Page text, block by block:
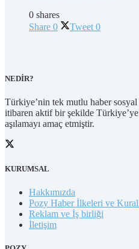
0 shares
Share 0 Tweet 0
NEDİR?
Türkiye’nin tek mutlu haber
itibaren aktif bir şekilde
aşılamayı amaç etmiştir.
KURUMSAL
Hakkımızda
Pozy Haber İlkeleri ve
Reklam ve İş birliği
İletişim